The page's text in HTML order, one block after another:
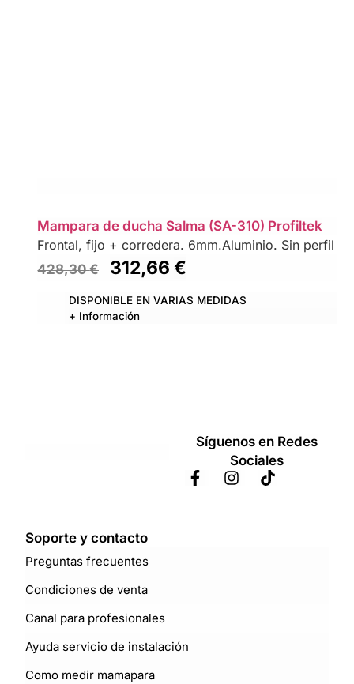
Mampara de ducha Salma (SA-310) Profiltek
Frontal, fijo + corredera. 6mm.Aluminio. Sin perfil
428,30€ 312,66€
DISPONIBLE EN VARIAS MEDIDAS
+ Información
Síguenos en Redes
Sociales
Soporte y contacto
Preguntas frecuentes
Condiciones de venta
Canal para profesionales
Ayuda servicio de instalación
Como medir mamapara